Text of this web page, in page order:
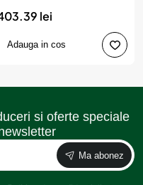
lei
Adauga in cos
si oferte speciale
Ma abonez